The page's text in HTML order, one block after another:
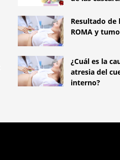
Resultado de
ROMA y
¿Cuál es la
atresia del
interno?